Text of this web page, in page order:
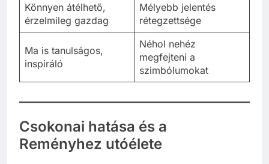
Könnyen átélhető,
érzelmileg gazdag
Mélyebb jelentés
rétegzettsége
Ma is tanulságos,
inspiráló
Néhol nehéz
megfejteni a
szimbólumokat
Csokonai hatása és a
Reményhez utóélete